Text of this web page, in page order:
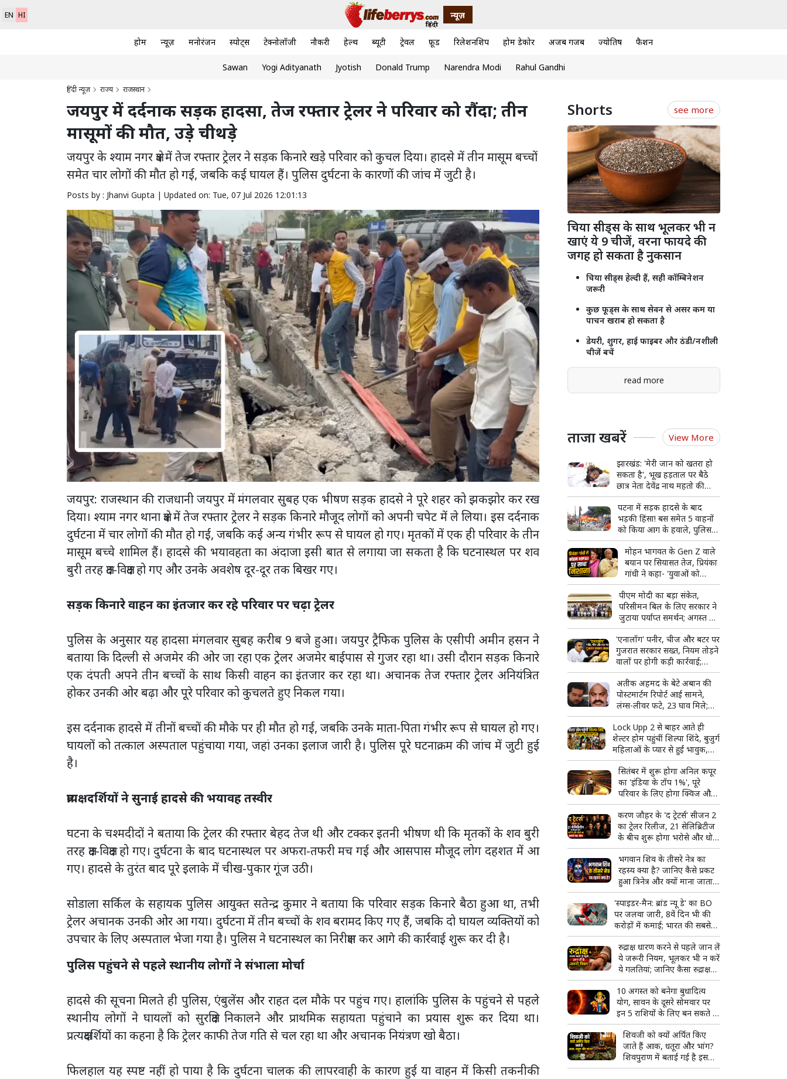
EN HI न्यूज़
होम न्यूज़ मनोरंजन स्पोर्ट्स टेक्नोलॉजी नौकरी हेल्थ ब्यूटी ट्रेवल फ़ूड रिलेशनशिप होम डेकोर अजब गजब ज्योतिष फैशन
Sawan Yogi Adityanath Jyotish Donald Trump Narendra Modi Rahul Gandhi
हिंदी न्यूज़ राज्य राजस्थान
जयपुर में दर्दनाक सड़क हादसा, तेज रफ्तार ट्रेलर ने परिवार को रौंदा; तीन
मासूमों की मौत, उड़े चीथड़े
जयपुर के श्याम नगर क्षेत्र में तेज रफ्तार ट्रेलर ने सड़क किनारे खड़े परिवार को कुचल दिया। हादसे में तीन मासूम बच्चों
समेत चार लोगों की मौत हो गई, जबकि कई घायल हैं। पुलिस दुर्घटना के कारणों की जांच में जुटी है।
Posts by : Jhanvi Gupta | Updated on: Tue, 07 Jul 2026 12:01:13
जयपुर: राजस्थान की राजधानी जयपुर में मंगलवार सुबह एक भीषण सड़क हादसे ने पूरे शहर को झकझोर कर रख
दिया। श्याम नगर थाना क्षेत्र में तेज रफ्तार ट्रेलर ने सड़क किनारे मौजूद लोगों को अपनी चपेट में ले लिया। इस दर्दनाक
दुर्घटना में चार लोगों की मौत हो गई, जबकि कई अन्य गंभीर रूप से घायल हो गए। मृतकों में एक ही परिवार के तीन
मासूम बच्चे शामिल हैं। हादसे की भयावहता का अंदाजा इसी बात से लगाया जा सकता है कि घटनास्थल पर शव
बुरी तरह क्षत-विक्षत हो गए और उनके अवशेष दूर-दूर तक बिखर गए।
सड़क किनारे वाहन का इंतजार कर रहे परिवार पर चढ़ा ट्रेलर
पुलिस के अनुसार यह हादसा मंगलवार सुबह करीब 9 बजे हुआ। जयपुर ट्रैफिक पुलिस के एसीपी अमीन हसन ने
बताया कि दिल्ली से अजमेर की ओर जा रहा एक ट्रेलर अजमेर बाईपास से गुजर रहा था। उसी दौरान सड़क किनारे
एक दंपती अपने तीन बच्चों के साथ किसी वाहन का इंतजार कर रहा था। अचानक तेज रफ्तार ट्रेलर अनियंत्रित
होकर उनकी ओर बढ़ा और पूरे परिवार को कुचलते हुए निकल गया।
इस दर्दनाक हादसे में तीनों बच्चों की मौके पर ही मौत हो गई, जबकि उनके माता-पिता गंभीर रूप से घायल हो गए।
घायलों को तत्काल अस्पताल पहुंचाया गया, जहां उनका इलाज जारी है। पुलिस पूरे घटनाक्रम की जांच में जुटी हुई
है।
प्रत्यक्षदर्शियों ने सुनाई हादसे की भयावह तस्वीर
घटना के चश्मदीदों ने बताया कि ट्रेलर की रफ्तार बेहद तेज थी और टक्कर इतनी भीषण थी कि मृतकों के शव बुरी
तरह क्षत-विक्षत हो गए। दुर्घटना के बाद घटनास्थल पर अफरा-तफरी मच गई और आसपास मौजूद लोग दहशत में आ
गए। हादसे के तुरंत बाद पूरे इलाके में चीख-पुकार गूंज उठी।
सोडाला सर्किल के सहायक पुलिस आयुक्त सतेन्द्र कुमार ने बताया कि परिवार सड़क किनारे बैठा हुआ था, तभी
ट्रेलर अचानक उनकी ओर आ गया। दुर्घटना में तीन बच्चों के शव बरामद किए गए हैं, जबकि दो घायल व्यक्तियों को
उपचार के लिए अस्पताल भेजा गया है। पुलिस ने घटनास्थल का निरीक्षण कर आगे की कार्रवाई शुरू कर दी है।
पुलिस पहुंचने से पहले स्थानीय लोगों ने संभाला मोर्चा
हादसे की सूचना मिलते ही पुलिस, एंबुलेंस और राहत दल मौके पर पहुंच गए। हालांकि पुलिस के पहुंचने से पहले
स्थानीय लोगों ने घायलों को सुरक्षित निकालने और प्राथमिक सहायता पहुंचाने का प्रयास शुरू कर दिया था।
प्रत्यक्षदर्शियों का कहना है कि ट्रेलर काफी तेज गति से चल रहा था और अचानक नियंत्रण खो बैठा।
फिलहाल यह स्पष्ट नहीं हो पाया है कि दुर्घटना चालक की लापरवाही के कारण हुई या वाहन में किसी तकनीकी
Shorts see more
चिया सीड्स के साथ भूलकर भी न
खाएं ये 9 चीजें, वरना फायदे की
जगह हो सकता है नुकसान
चिया सीड्स हेल्दी हैं, सही कॉम्बिनेशन
जरूरी
कुछ फूड्स के साथ सेवन से असर कम या
पाचन खराब हो सकता है
डेयरी, शुगर, हाई फाइबर और ठंडी/नशीली
चीजें बचें
read more
ताजा खबरें View More
झारखंड: 'मेरी जान को खतरा हो
सकता है', भूख हड़ताल पर बैठे
छात्र नेता देवेंद्र नाथ महतो की
बिगड़ी हालत, अस्पताल में भर्ती
पटना में सड़क हादसे के बाद
भड़की हिंसा! बस समेत 5 वाहनों
को किया आग के हवाले, पुलिस
और मीडिया पर भी पथराव
मोहन भागवत के Gen Z वाले
बयान पर सियासत तेज, प्रियंका
गांधी ने कहा- 'युवाओं को
उनके...'
पीएम मोदी का बड़ा संकेत,
परिसीमन बिल के लिए सरकार ने
जुटाया पर्याप्त समर्थन; अगस्त में
हो सकता है विशेष सत्र
'एनालॉग' पनीर, चीज और बटर पर
गुजरात सरकार सख्त, नियम तोड़ने
वालों पर होगी कड़ी कार्रवाई;
टास्क फोर्स बनाने का ऐलान
अतीक अहमद के बेटे अबान की
पोस्टमार्टम रिपोर्ट आई सामने,
लंग्स-लीवर फटे, 23 घाव मिले;
शव देखकर रो पड़ा भाई अहजम
Lock Upp 2 से बाहर आते ही
शेल्टर होम पहुंचीं शिल्पा शिंदे, बुजुर्ग
महिलाओं के प्यार से हुईं भावुक,
बोलीं- 'ऐसा लग रहा है जैसे मैं ही
जीत गई'
सितंबर में शुरू होगा अनिल कपूर
का 'इंडिया के टॉप 1%', पूरे
परिवार के लिए होगा क्विज और
मस्ती का शानदार कॉम्बो
करण जौहर के 'द ट्रेटर्स' सीजन 2
का ट्रेलर रिलीज, 21 सेलिब्रिटीज
के बीच शुरू होगा भरोसे और धोखे
का सबसे बड़ा खेल
भगवान शिव के तीसरे नेत्र का
रहस्य क्या है? जानिए कैसे प्रकट
हुआ त्रिनेत्र और क्यों माना जाता है
दिव्य शक्ति का प्रतीक
'स्पाइडर-मैन: ब्रांड न्यू डे' का BO
पर जलवा जारी, 8वें दिन भी की
करोड़ों में कमाई; भारत की सबसे
बड़ी हॉलीवुड फिल्म बनने से इतनी
दूर
रुद्राक्ष धारण करने से पहले जान लें
ये जरूरी नियम, भूलकर भी न करें
ये गलतियां; जानिए कैसा रुद्राक्ष
माना जाता है शुभ
10 अगस्त को बनेगा बुधादित्य
योग, सावन के दूसरे सोमवार पर
इन 5 राशियों के लिए बन सकते हैं
तरक्की और सफलता के योग
शिवजी को क्यों अर्पित किए
जाते हैं आक, धतूरा और भांग?
शिवपुराण में बताई गई है इसकी
खास वजह